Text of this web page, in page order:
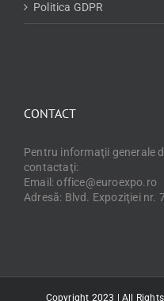
Politica GDPR
CONTACT
Pentru informaţii generale
contactaţi:
Email: office@euroexpo.ro
Adresă: Blvd. Expoziţiei nr.
Copyright 2023 | All